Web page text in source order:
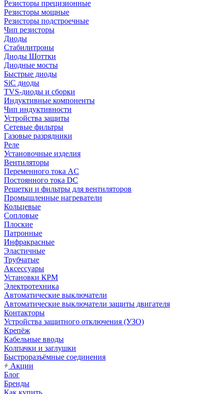
Резисторы прецизионные
Резисторы мощные
Резисторы подстроечные
Чип резисторы
Диоды
Стабилитроны
Диоды Шоттки
Диодные мосты
Быстрые диоды
SiC диоды
TVS-диоды и сборки
Индуктивные компоненты
Чип индуктивности
Устройства защиты
Сетевые фильтры
Газовые разрядники
Реле
Установочные изделия
Вентиляторы
Переменного тока AC
Постоянного тока DC
Решетки и фильтры для вентиляторов
Промышленные нагреватели
Кольцевые
Сопловые
Плоские
Патронные
Инфракрасные
Эластичные
Трубчатые
Аксессуары
Установки КРМ
Электротехника
Автоматические выключатели
Автоматические выключатели защиты двигателя
Контакторы
Устройства защитного отключения (УЗО)
Крепёж
Кабельные вводы
Колпачки и заглушки
Быстроразъёмные соединения
Акции
Блог
Бренды
Как купить